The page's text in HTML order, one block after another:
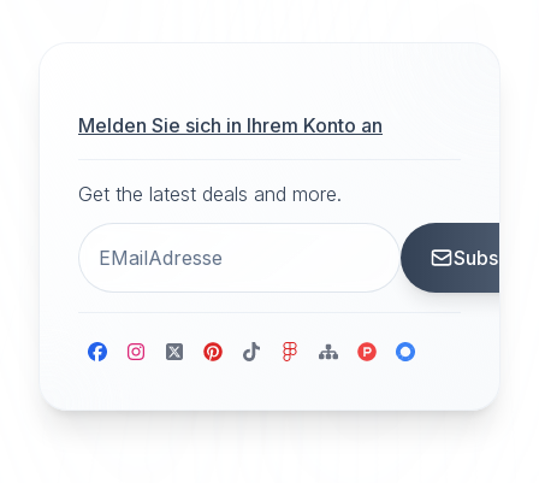
Melden Sie sich in Ihrem Konto an
Get the latest deals and more.